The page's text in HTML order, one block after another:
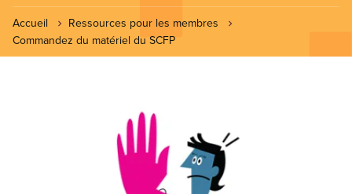
Accueil
Ressources pour les membres
Commandez du matériel du SCFP